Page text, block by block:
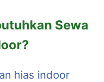
Sewa
hias indoor